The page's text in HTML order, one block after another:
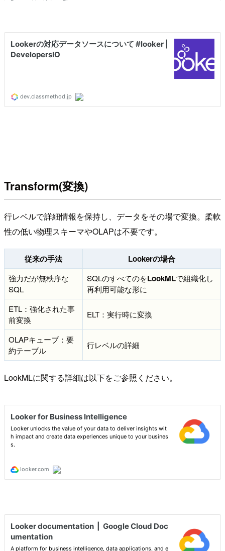
Transform(変換)
行レベルで詳細情報を保持し、データをその場で変換。柔軟
性の低い物理スキーマやOLAPは不要です。
従来の手法 Lookerの場合
強力だが無秩序な
SQL
SQLのすべてのをLookMLで組織化し
再利用可能な形に
ETL：強化された事
前変換
ELT：実行時に変換
OLAPキューブ：要
約テーブル
行レベルの詳細
LookMLに関する詳細は以下をご参照ください。